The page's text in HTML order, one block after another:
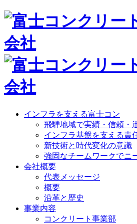
インフラを支える富士コン
飛騨地域で実績・信頼・
インフラ基盤を支える責
新技術と時代変化の意識
強固なチームワークでニ
会社概要
代表メッセージ
概要
沿革と歴史
事業内容
コンクリート事業部